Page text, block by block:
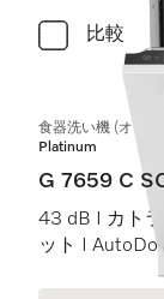
比較
食器洗い機 (オール
Platinum
G 7659 C
43 dB I カト
ット I